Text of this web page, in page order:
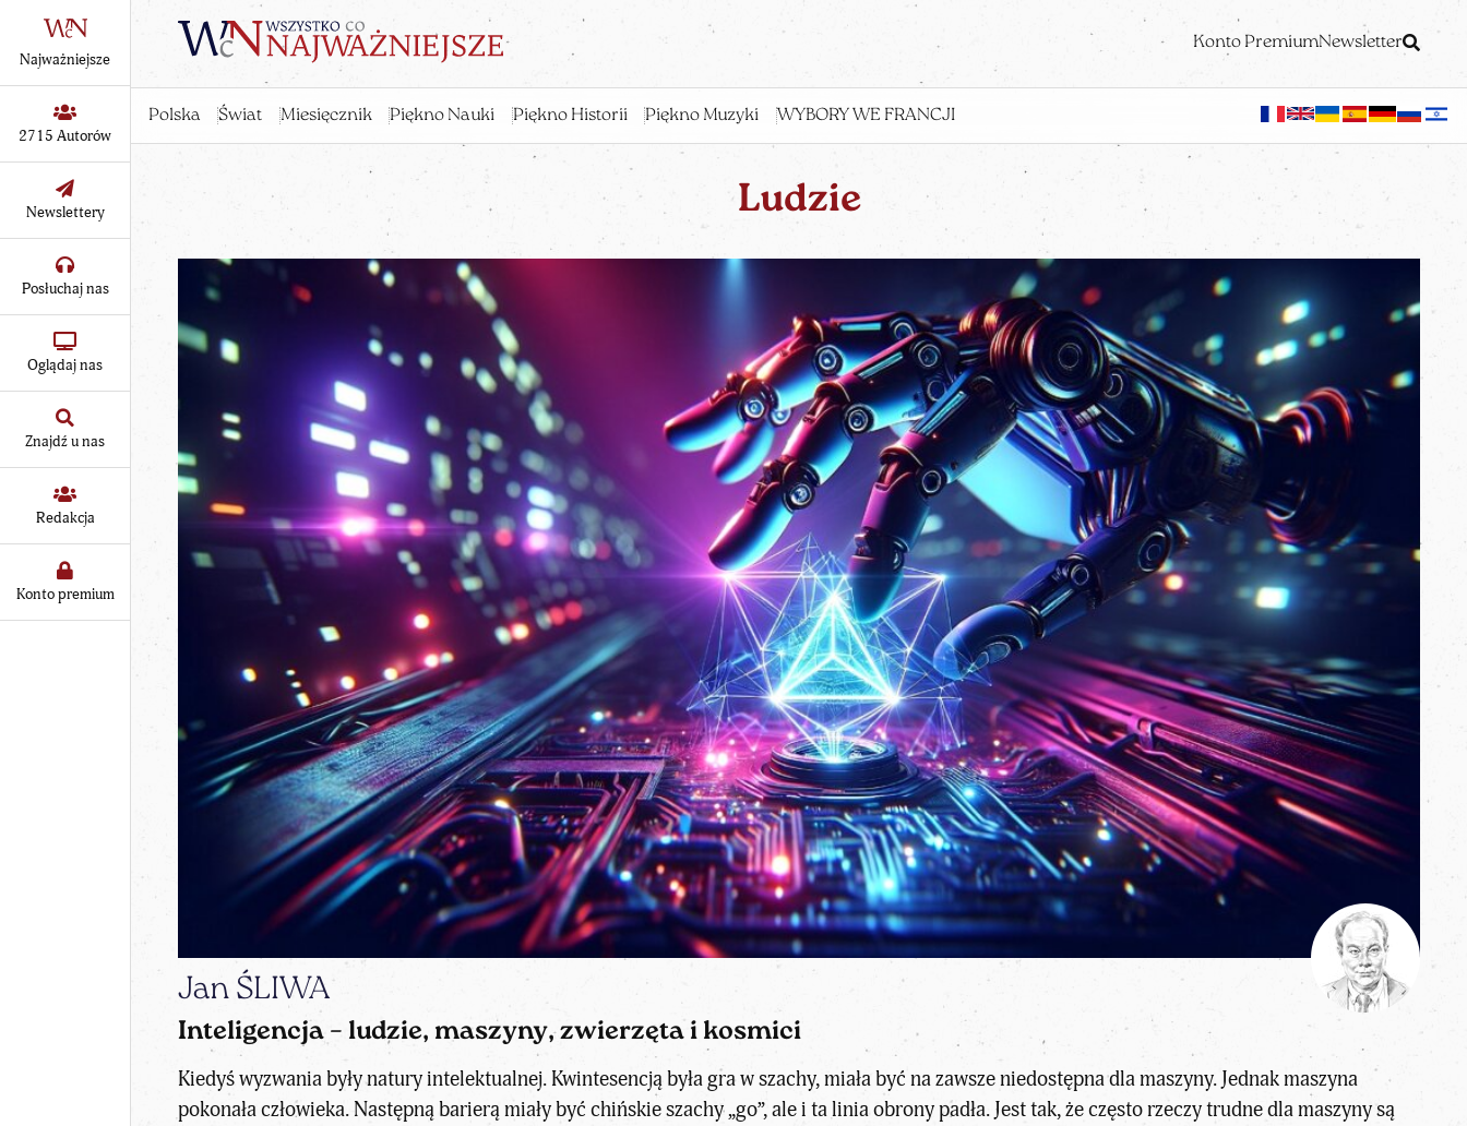
Konto PremiumNewsletter
Polska Świat Miesięcznik Piękno Nauki Piękno Historii Piękno Muzyki WYBORY WE FRANCJI
Najważniejsze
2715 Autorów
Newslettery
Posłuchaj nas
Oglądaj nas
Znajdź u nas
Redakcja
Konto premium
Ludzie
Jan ŚLIWA
Inteligencja – ludzie, maszyny, zwierzęta i kosmici
Kiedyś wyzwania były natury intelektualnej. Kwintesencją była gra w szachy, miała być na zawsze niedostępna dla maszyny. Jednak maszyna
pokonała człowieka. Następną barierą miały być chińskie szachy „go”, ale i ta linia obrony padła. Jest tak, że często rzeczy trudne dla maszyny są